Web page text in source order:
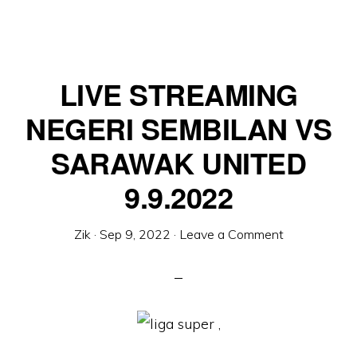
LIVE STREAMING
NEGERI SEMBILAN VS
SARAWAK UNITED
9.9.2022
Zik· Sep 9, 2022 · Leave a Comment